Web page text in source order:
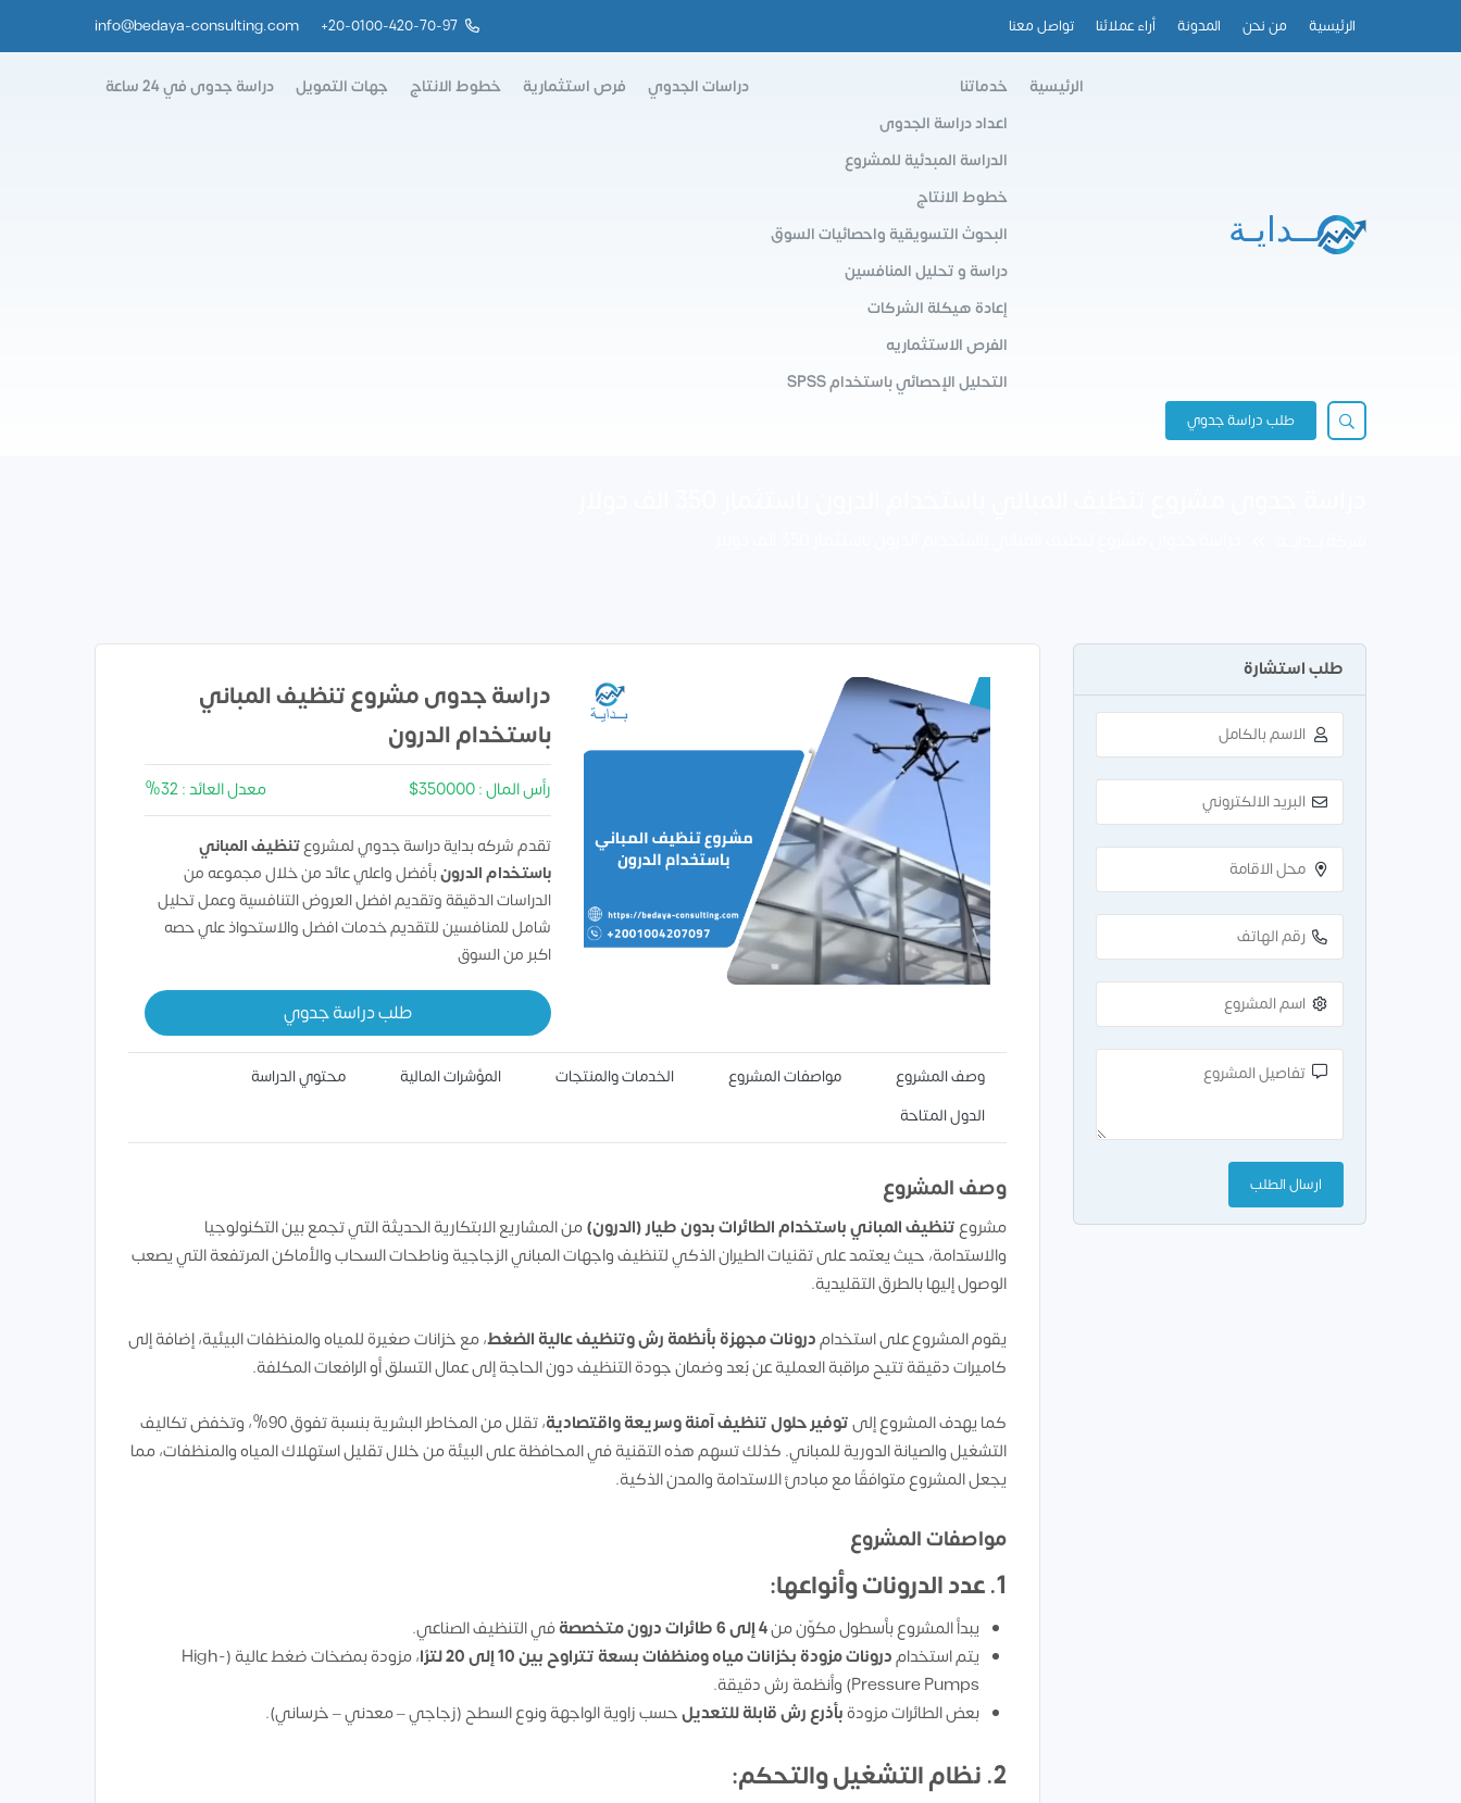
20-0100-420-70-97
+
info@bedaya-consulting.com الرئيسية من نحن المدونة أراء عملائنا تواصل معنا
الرئيسية
خدماتنا
اعداد دراسة الجدوى
الدراسة المبدئية للمشروع
خطوط الانتاج
البحوث التسويقية واحصائيات السوق
دراسة و تحليل المنافسين
إعادة هيكلة الشركات
الفرص الاستثماريه
التحليل الإحصائي باستخدام SPSS
دراسات الجدوي فرص استثمارية خطوط الانتاج جهات التمويل دراسة جدوى في 24 ساعة
طلب دراسة جدوي
دراسة جدوى مشروع تنظيف المباني
باستخدام الدرون
رأس المال : 350000$ معدل العائد : 32%
تقدم شركه بداية دراسة جدوي لمشروعتنظيف المباني
باستخدام الدرونبأفضل واعلي عائد من خلال مجموعه من
الدراسات الدقيقة وتقديم افضل العروض التنافسية وعمل تحليل
شامل للمنافسين للتقديم خدمات افضل والاستحواذ علي حصه
اكبر من السوق
طلب دراسة جدوي
وصف المشروع مواصفات المشروع الخدمات والمنتجات المؤشرات المالية
محتوي الدراسة
الدول المتاحة
وصف المشروع
مشروعتنظيف المباني باستخدام الطائرات بدون طيار (الدرون)من المشاريع الابتكارية الحديثة التي تجمع بين التكنولوجيا
والاستدامة، حيث يعتمد على تقنيات الطيران الذكي لتنظيف واجهات المباني الزجاجية وناطحات السحاب والأماكن المرتفعة التي يصعب
الوصول إليها بالطرق التقليدية.
يقوم المشروع على استخدامدرونات مجهزة بأنظمة رش وتنظيف عالية الضغط، مع خزانات صغيرة للمياه والمنظفات البيئية، إضافة إلى
كاميرات دقيقة تتيح مراقبة العملية عن بُعد وضمان جودة التنظيف دون الحاجة إلى عمال التسلق أو الرافعات المكلفة.
كما يهدف المشروع إلىتوفير حلول تنظيف آمنة وسريعة واقتصادية
، تقلل من المخاطر البشرية بنسبة تفوق 90%، وتخفض تكاليف
التشغيل والصيانة الدورية للمباني. كذلك تسهم هذه التقنية في المحافظة على البيئة من خلال تقليل استهلاك المياه والمنظفات، مما
يجعل المشروع متوافقًا مع مبادئ الاستدامة والمدن الذكية.
مواصفات المشروع
1. عدد الدرونات وأنواعها:
يبدأ المشروع بأسطول مكوّن من4 إلى 6 طائرات درون متخصصة
في التنظيف الصناعي.
يتم استخدامدرونات مزودة بخزانات مياه ومنظفات بسعة تتراوح بين 10 إلى 20 لترًا
، مزودة بمضخات ضغط عالية (High-
Pressure Pumps) وأنظمة رش دقيقة.
بعض الطائرات مزودةبأذرع رش قابلة للتعديلحسب زاوية الواجهة ونوع السطح (زجاجي – معدني – خرساني).
2. نظام التشغيل والتحكم:
طلب استشارة